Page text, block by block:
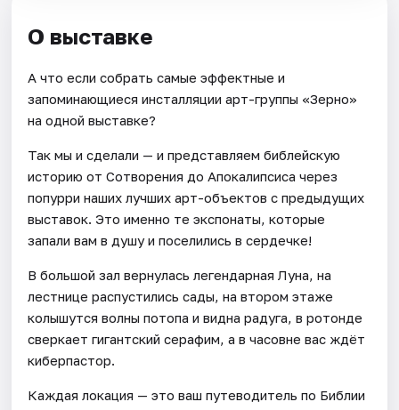
О выставке
А что если собрать самые эффектные и
запоминающиеся инсталляции арт-группы «Зерно»
на одной выставке?
Так мы и сделали — и представляем библейскую
историю от Сотворения до Апокалипсиса через
попурри наших лучших арт-объектов с предыдущих
выставок. Это именно те экспонаты, которые
запали вам в душу и поселились в сердечке!
В большой зал вернулась легендарная Луна, на
лестнице распустились сады, на втором этаже
колышутся волны потопа и видна радуга, в ротонде
сверкает гигантский серафим, а в часовне вас ждёт
киберпастор.
Каждая локация — это ваш путеводитель по Библии